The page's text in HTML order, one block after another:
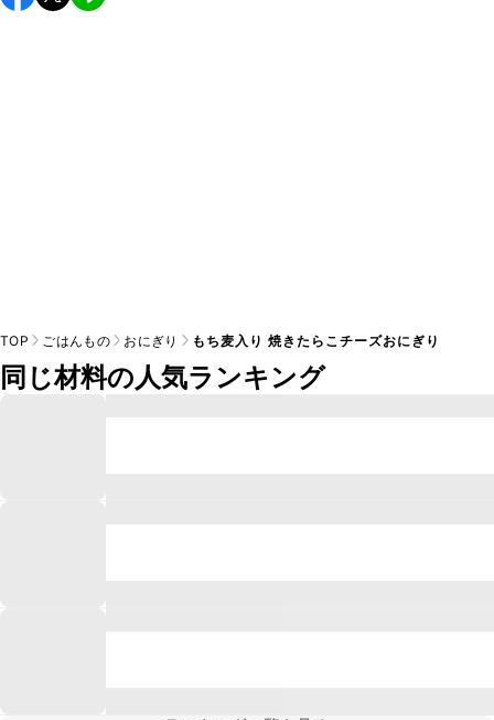
し上がりください。
TOP ごはんもの おにぎり もち麦入り 焼きたらこチーズおにぎり
同じ材料の人気ランキング